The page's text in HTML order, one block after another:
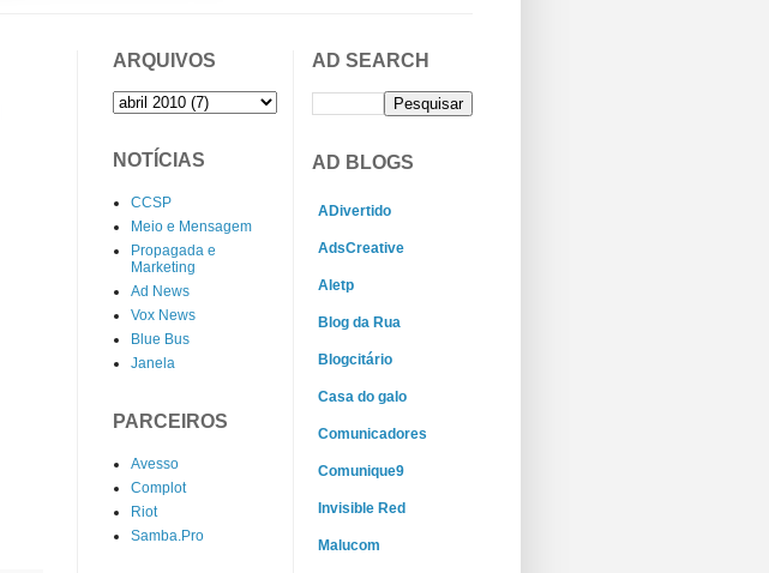
ARQUIVOS
NOTÍCIAS
CCSP
Meio e Mensagem
Propagada e
Marketing
Ad News
Vox News
Blue Bus
Janela
PARCEIROS
Avesso
Complot
Riot
Samba.Pro
AD SEARCH
AD BLOGS
ADivertido
AdsCreative
Aletp
Blog da Rua
Blogcitário
Casa do galo
Comunicadores
Comunique9
Invisible Red
Malucom